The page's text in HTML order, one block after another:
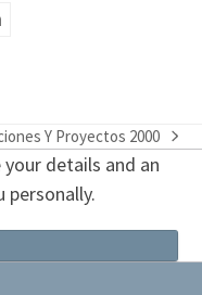
Y Proyectos 2000
details and an
personally.